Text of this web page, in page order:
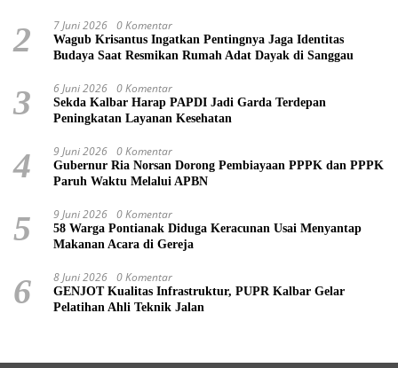
2 7 Juni 2026 0 Komentar
Wagub Krisantus Ingatkan Pentingnya Jaga Identitas
Budaya Saat Resmikan Rumah Adat Dayak di Sanggau
3 6 Juni 2026 0 Komentar
Sekda Kalbar Harap PAPDI Jadi Garda Terdepan
Peningkatan Layanan Kesehatan
4 9 Juni 2026 0 Komentar
Gubernur Ria Norsan Dorong Pembiayaan PPPK dan PPPK
Paruh Waktu Melalui APBN
5 9 Juni 2026 0 Komentar
58 Warga Pontianak Diduga Keracunan Usai Menyantap
Makanan Acara di Gereja
6 8 Juni 2026 0 Komentar
GENJOT Kualitas Infrastruktur, PUPR Kalbar Gelar
Pelatihan Ahli Teknik Jalan